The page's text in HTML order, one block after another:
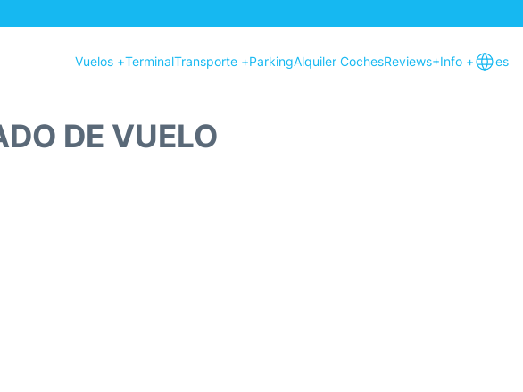
Vuelos +TerminalTransporte +ParkingAlquiler CochesReviews+Info + es
DE VUELO